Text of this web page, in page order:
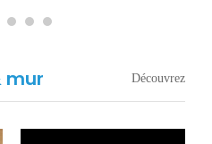
mur Découvrez